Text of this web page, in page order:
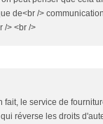
de<br />
/> <br />
le service de
réverse les droits